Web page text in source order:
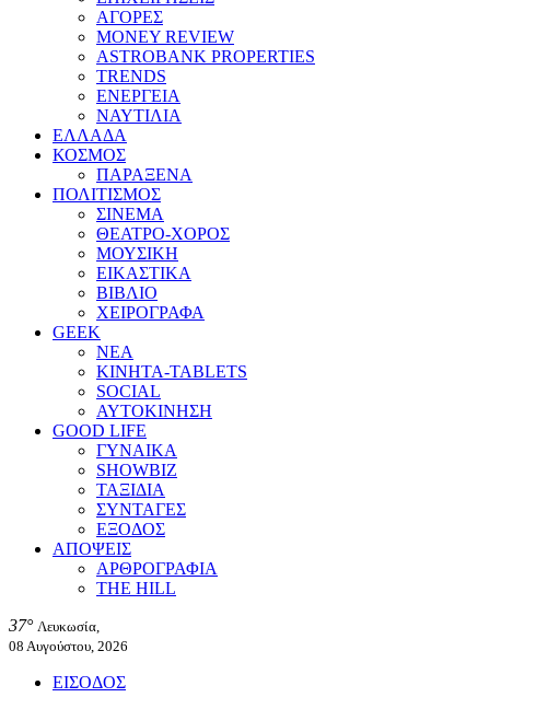
ΑΓΟΡΕΣ
MONEY REVIEW
ASTROBANK PROPERTIES
TRENDS
ΕΝΕΡΓΕΙΑ
ΝΑΥΤΙΛΙΑ
ΕΛΛΑΔΑ
ΚΟΣΜΟΣ
ΠΑΡΑΞΕΝΑ
ΠΟΛΙΤΙΣΜΟΣ
ΣΙΝΕΜΑ
ΘΕΑΤΡΟ-ΧΟΡΟΣ
ΜΟΥΣΙΚΗ
ΕΙΚΑΣΤΙΚΑ
ΒΙΒΛΙΟ
ΧΕΙΡΟΓΡΑΦΑ
GEEK
ΝΕΑ
ΚΙΝΗΤΑ-TABLETS
SOCIAL
ΑΥΤΟΚΙΝΗΣΗ
GOOD LIFE
ΓΥΝΑΙΚΑ
SHOWBIZ
ΤΑΞΙΔΙΑ
ΣΥΝΤΑΓΕΣ
ΕΞΟΔΟΣ
ΑΠΟΨΕΙΣ
ΑΡΘΡΟΓΡΑΦΙΑ
THE HILL
37° Λευκωσία,
08 Αυγούστου, 2026
ΕΙΣΟΔΟΣ